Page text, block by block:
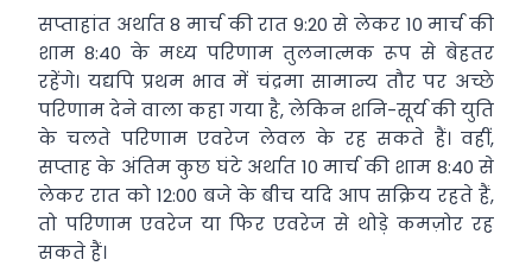
सप्ताहांत अर्थात 8 मार्च की रात 9:20 से लेकर 10 मार्च की
शाम 8:40 के मध्य परिणाम तुलनात्मक रूप से बेहतर
रहेंगे। यद्यपि प्रथम भाव में चंद्रमा सामान्य तौर पर अच्छे
परिणाम देने वाला कहा गया है, लेकिन शनि-सूर्य की युति
के चलते परिणाम एवरेज लेवल के रह सकते हैं। वहीं,
सप्ताह के अंतिम कुछ घंटे अर्थात 10 मार्च की शाम 8:40 से
लेकर रात को 12:00 बजे के बीच यदि आप सक्रिय रहते हैं,
तो परिणाम एवरेज या फिर एवरेज से थोड़े कमज़ोर रह
सकते हैं।